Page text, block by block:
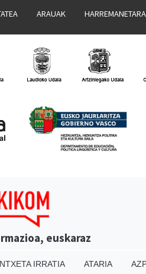
ARAUAK
euskaraz
IRRATIA ATARIA